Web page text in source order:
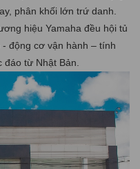
phân khối lớn trứ danh.
hiệu Yamaha đều hội tủ
động cơ vận hành – tính
từ Nhật Bản.